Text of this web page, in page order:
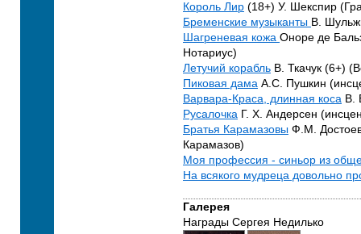
Король Лир (18+) У. Шекспир
Бременские музыканты В.
Шагреневая кожа Оноре де
Нотариус)
Летучий корабль В. Ткачук (6+)
Пиковая дама А.С. Пушкин
Варвара-Краса, длинная коса В.
Русалочка Г. Х. Андерсен
Братья Карамазовы Ф.М.
Карамазов)
Моя профессия - синьор из
На всякого мудреца довольно
Галерея
Награды Сергея Недилько